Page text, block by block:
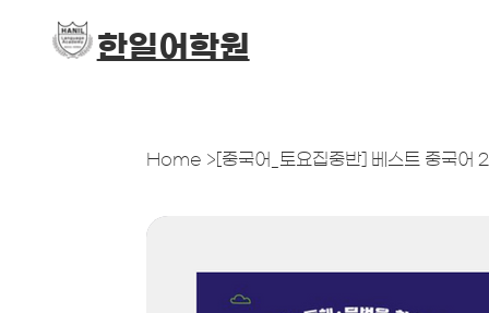
​한일어학원
Home > [중국어_토요집중반] 베스트 중국어